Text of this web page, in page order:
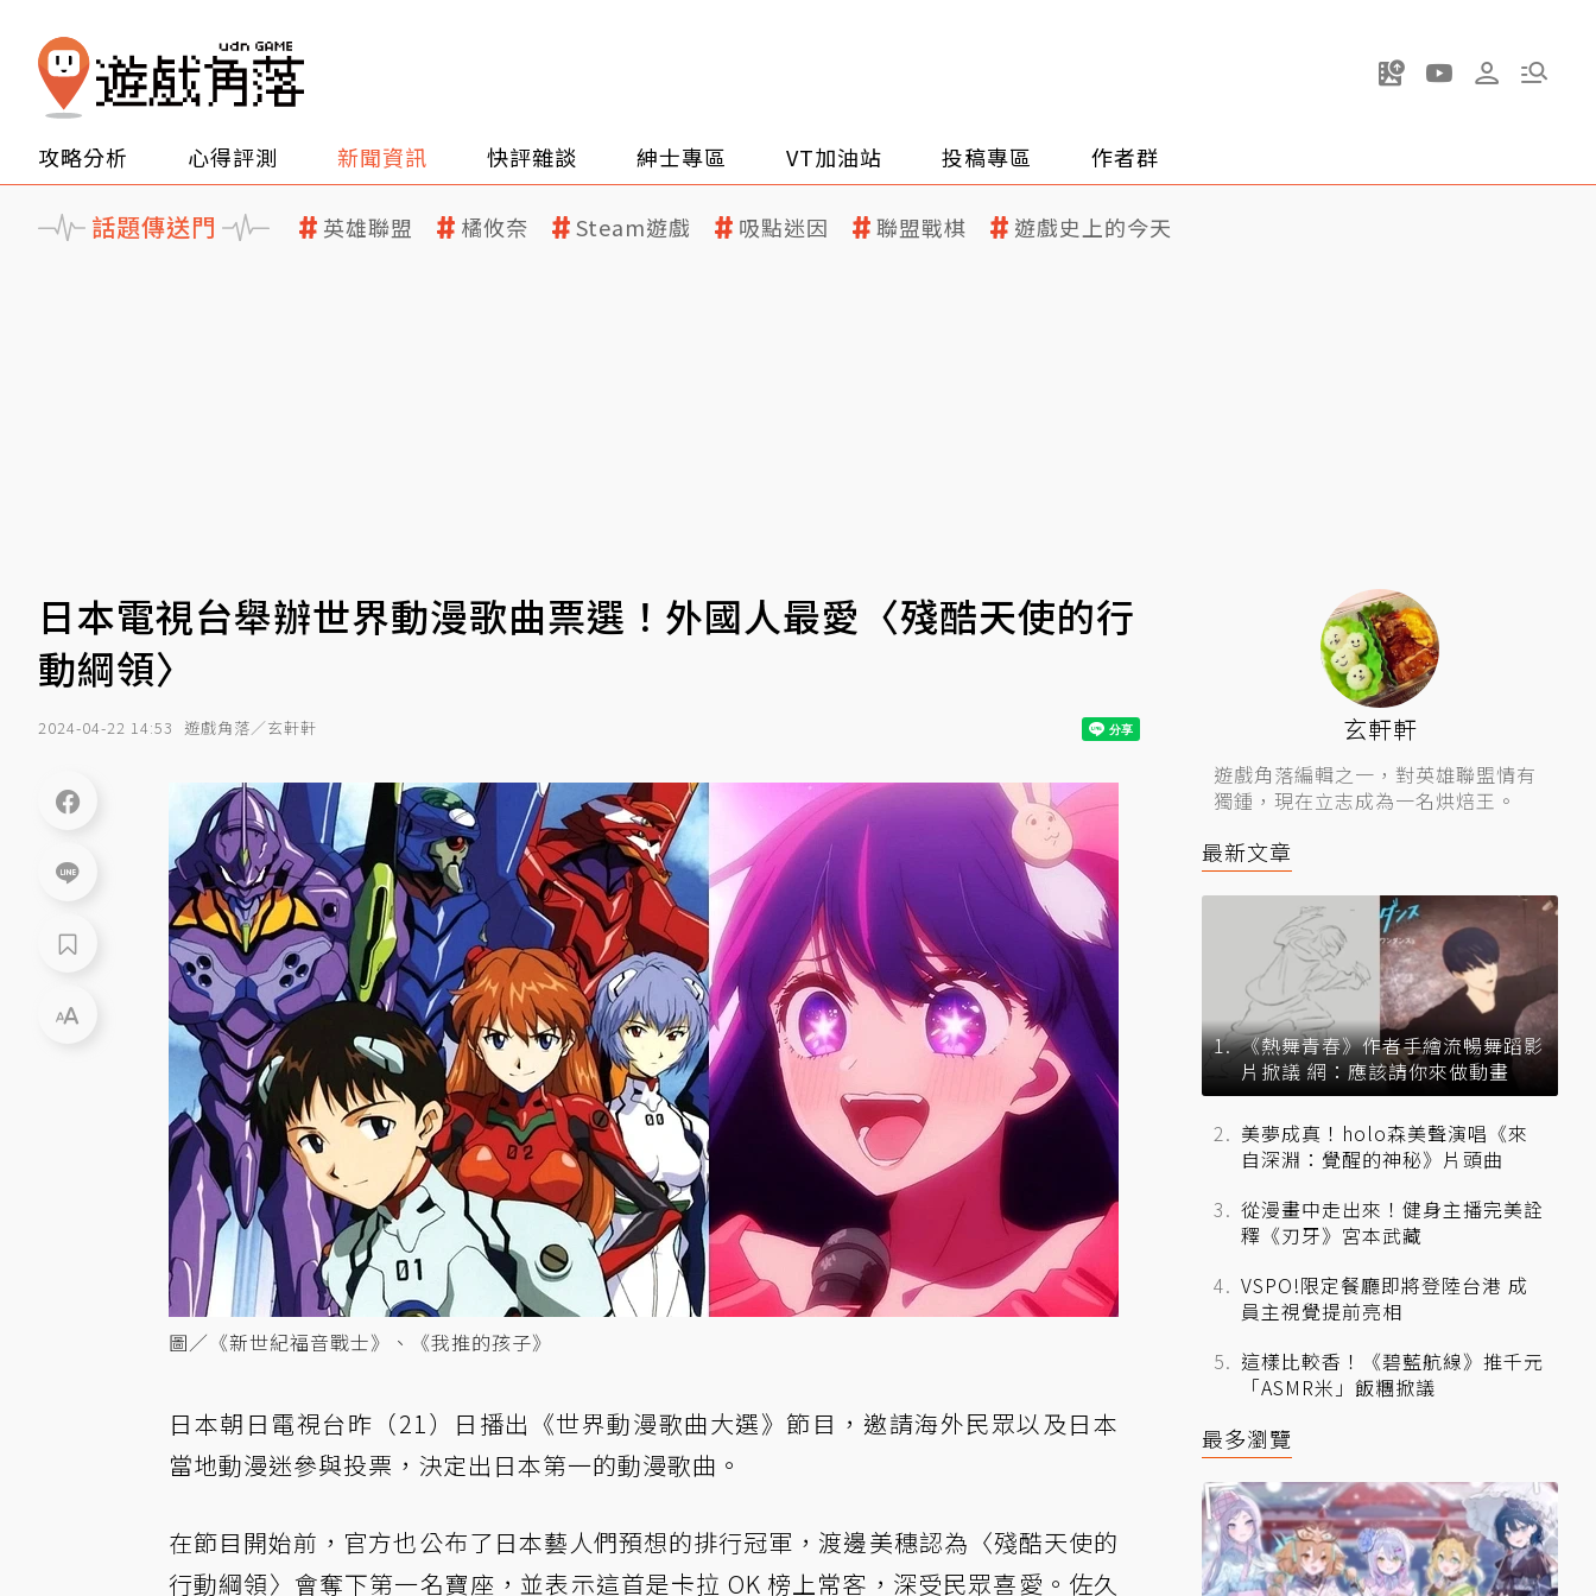
攻略分析 心得評測 新聞資訊 快評雜談 紳士專區 VT加油站 投稿專區 作者群
話題傳送門 英雄聯盟 橘攸奈 Steam遊戲 吸點迷因 聯盟戰棋 遊戲史上的今天
日本電視台舉辦世界動漫歌曲票選！外國人最愛〈殘酷天使的行
動綱領〉
2024-04-22 14:53 遊戲角落／玄軒軒
圖／《新世紀福音戰士》、《我推的孩子》
日本朝日電視台昨（21）日播出《世界動漫歌曲大選》節目，邀請海外民眾以及日本
當地動漫迷參與投票，決定出日本第一的動漫歌曲。
在節目開始前，官方也公布了日本藝人們預想的排行冠軍，渡邊美穗認為〈殘酷天使的
行動綱領〉會奪下第一名寶座，並表示這首是卡拉 OK 榜上常客，深受民眾喜愛。佐久
玄軒軒
遊戲角落編輯之一，對英雄聯盟情有
獨鍾，現在立志成為一名烘焙王。
最新文章
《熱舞青春》作者手繪流暢舞蹈影
片掀議 網：應該請你來做動畫
美夢成真！holo森美聲演唱《來
自深淵：覺醒的神秘》片頭曲
從漫畫中走出來！健身主播完美詮
釋《刃牙》宮本武藏
VSPO!限定餐廳即將登陸台港 成
員主視覺提前亮相
這樣比較香！《碧藍航線》推千元
「ASMR米」飯糰掀議
最多瀏覽